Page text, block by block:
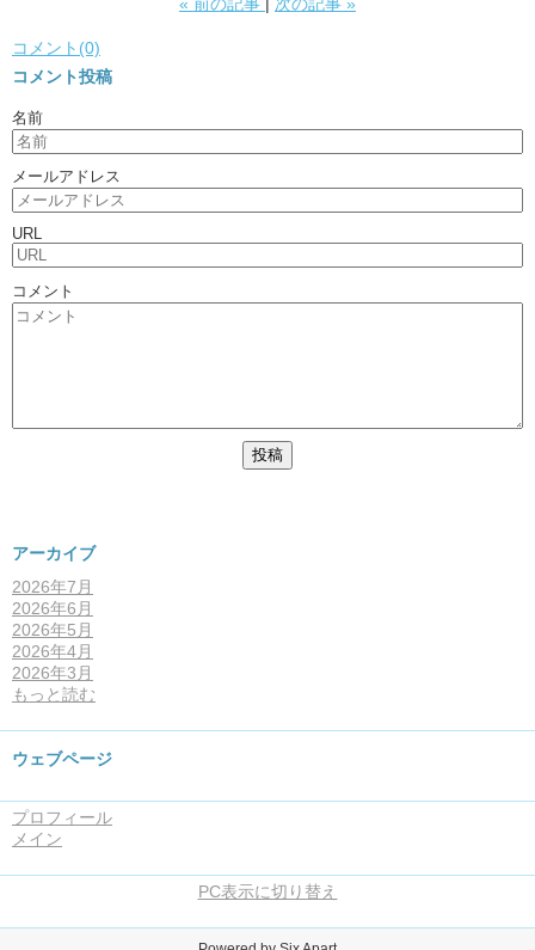
コメント(0)
コメント投稿
名前
メールアドレス
URL
コメント
アーカイブ
2026年7月
2026年6月
2026年5月
2026年4月
2026年3月
もっと読む
ウェブページ
プロフィール
メイン
PC表示に切り替え